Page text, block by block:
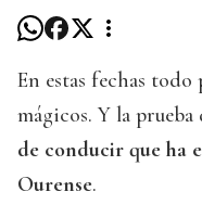
En estas fechas todo
mágicos. Y la prueba
de conducir que ha
Ourense.